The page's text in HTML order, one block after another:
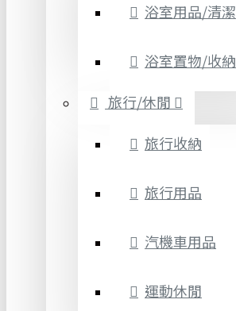
浴室用品/清潔
浴室置物/收納
旅行/休閒
旅行收納
旅行用品
汽機車用品
運動休閒